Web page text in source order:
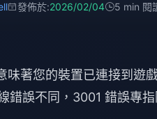
發佈於:2026/02/04 5 min 閱
著您的裝置已連接到遊
錯誤不同，3001 錯誤專